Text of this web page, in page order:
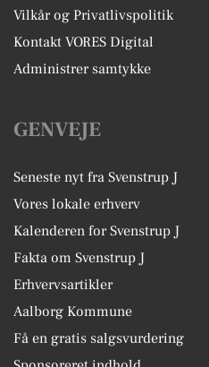
Vilkår og Privatlivspolitik
Kontakt VORES Digital
Administrer samtykke
GENVEJE
Seneste nyt fra Svenstrup J
Vores lokale erhverv
Kalenderen for Svenstrup J
Fakta om Svenstrup J
Erhvervsartikler
Aalborg Kommune
Få en gratis salgsvurdering